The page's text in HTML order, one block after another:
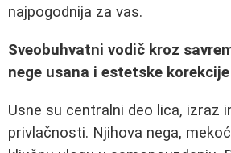
najpogodnija za vas.
Sveobuhvatni vodič kroz
nege usana i estetske korekcije
Usne su centralni deo lica, izraz
privlačnosti. Njihova nega,